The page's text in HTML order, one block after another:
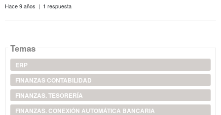
Hace 9 años | 1 respuesta
Temas
ERP
FINANZAS CONTABILIDAD
FINANZAS. TESORERÍA
FINANZAS. CONEXIÓN AUTOMÁTICA BANCARIA